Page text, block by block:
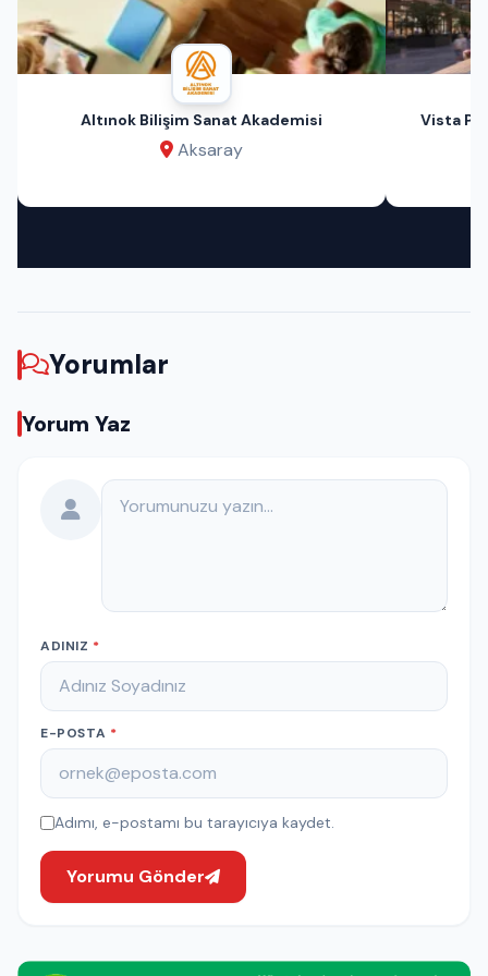
Altınok Bilişim Sanat Akademisi
Aksaray
Vista
Yorumlar
Yorum Yaz
Yorumunuz
ADINIZ *
E-POSTA *
Adımı, e-postamı bu tarayıcıya kaydet.
Yorumu Gönder